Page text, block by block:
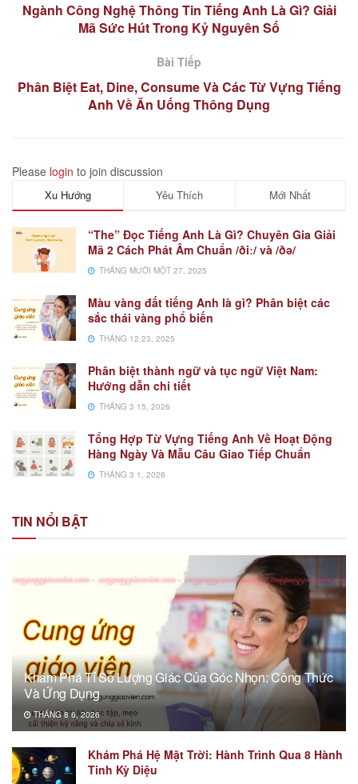
Ngành Công Nghệ Thông Tin Tiếng Anh Là Gì? Giải
Mã Sức Hút Trong Kỷ Nguyên Số
Bài Tiếp
Phân Biệt Eat, Dine, Consume Và Các Từ Vựng Tiếng
Anh Về Ăn Uống Thông Dụng
Please login to join discussion
Xu Hướng Yêu Thích Mới Nhất
“The” Đọc Tiếng Anh Là Gì? Chuyên Gia Giải
Mã 2 Cách Phát Âm Chuẩn /ðiː/ và /ðə/
THÁNG MƯỜI MỘT 27, 2025
Màu vàng đất tiếng Anh là gì? Phân biệt các
sắc thái vàng phổ biến
THÁNG 12 23, 2025
Phân biệt thành ngữ và tục ngữ Việt Nam:
Hướng dẫn chi tiết
THÁNG 3 15, 2026
Tổng Hợp Từ Vựng Tiếng Anh Về Hoạt Động
Hàng Ngày Và Mẫu Câu Giao Tiếp Chuẩn
THÁNG 3 1, 2026
TIN NỔI BẬT
Khám Phá Tỉ Số Lượng Giác Của Góc Nhọn: Công Thức
Và Ứng Dụng
THÁNG 8 6, 2026
Khám Phá Hệ Mặt Trời: Hành Trình Qua 8 Hành
Tinh Kỳ Diệu